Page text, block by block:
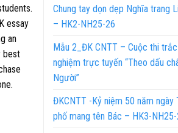
essay
an
best
Chung tay dọn dẹp Nghĩa trang
– HK2-NH25-26
Mẫu 2_ĐK CNTT – Cuộc thi trắc
nghiệm trực tuyến “Theo dấu
Người”
ĐKCNTT -Kỷ niệm 50 năm ngày
phố mang tên Bác – HK3-